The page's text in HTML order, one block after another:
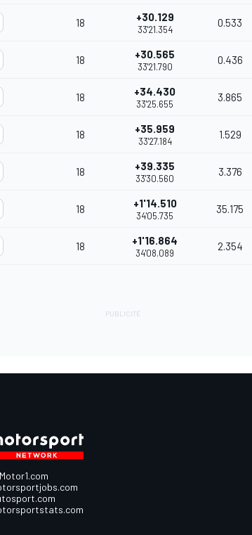
18 +30.129
33'21.354
0.533
18 +30.565
33'21.790
0.436
18 +34.430
33'25.655
3.865
18 +35.959
33'27.184
1.529
18 +39.335
33'30.560
3.376
18 +1'14.510
34'05.735
35.175
18 +1'16.864
34'08.089
2.354